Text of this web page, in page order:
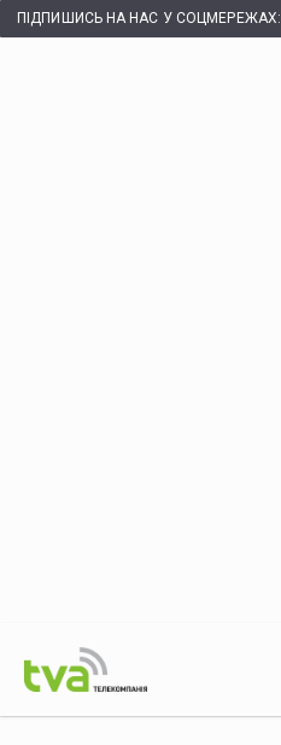
ПІДПИШИСЬ НА НАС У СОЦМЕРЕЖАХ: